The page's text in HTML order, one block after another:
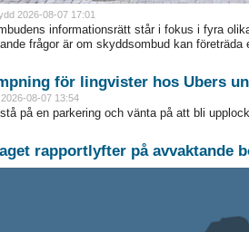
2026-08-07 17:01
informationsrätt står i fokus i fyra
frågor är om skyddsombud kan
för lingvister hos Ubers
08-07 13:54
på en parkering och vänta på att bli
rapportlyfter på avvaktande